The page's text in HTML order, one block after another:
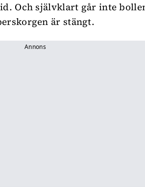
Och självklart går inte
är stängt.
Annons